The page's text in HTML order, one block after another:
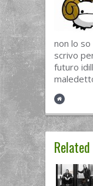
non lo
scrivo
futuro